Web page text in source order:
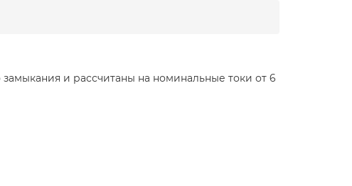
и рассчитаны на номинальные токи от 6